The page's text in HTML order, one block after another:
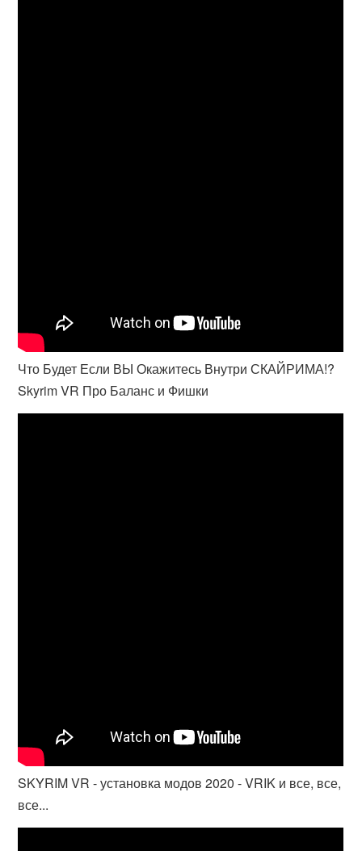
Что Будет Если ВЫ Окажитесь Внутри СКАЙРИМА!?
Skyrim VR Про Баланс и Фишки
SKYRIM VR - установка модов 2020 - VRIK и все, все,
все...